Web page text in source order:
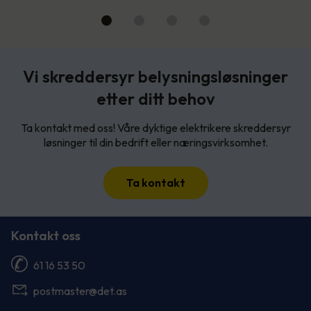
Vi skreddersyr belysningsløsninger
etter ditt behov
Ta kontakt med oss! Våre dyktige elektrikere skreddersyr
løsninger til din bedrift eller næringsvirksomhet.
Ta kontakt
Kontakt oss
61 16 53 50
postmaster@det.as